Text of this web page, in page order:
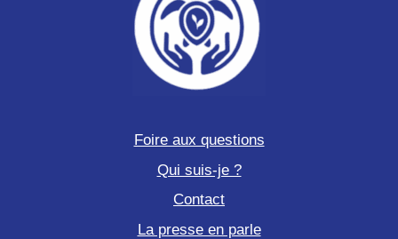
Foire aux questions
Qui suis-je ?
Contact
La presse en parle